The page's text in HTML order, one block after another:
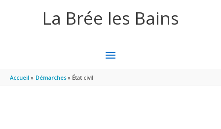
La Brée les Bains
MENU
Accueil Démarches État civil